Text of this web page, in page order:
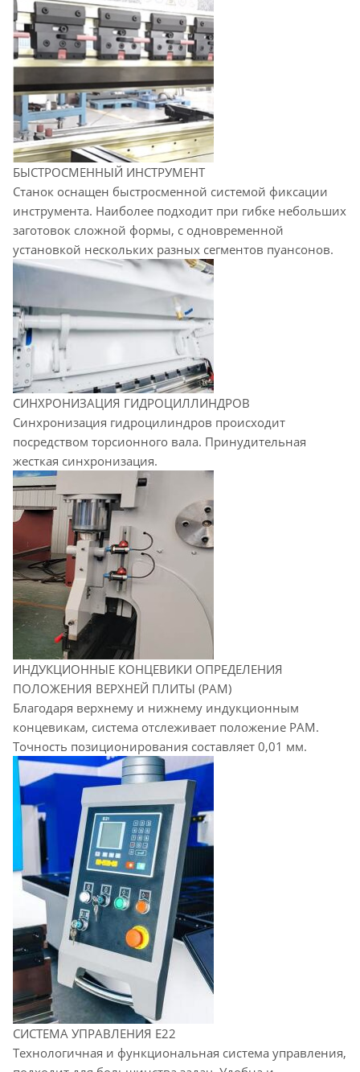
БЫСТРОСМЕННЫЙ ИНСТРУМЕНТ
Станок оснащен быстросменной системой фиксации
инструмента. Наиболее подходит при гибке небольших
заготовок сложной формы, с одновременной
установкой нескольких разных сегментов пуансонов.
СИНХРОНИЗАЦИЯ ГИДРОЦИЛЛИНДРОВ
Синхронизация гидроцилиндров происходит
посредством торсионного вала. Принудительная
жесткая синхронизация.
ИНДУКЦИОННЫЕ КОНЦЕВИКИ ОПРЕДЕЛЕНИЯ
ПОЛОЖЕНИЯ ВЕРХНЕЙ ПЛИТЫ (РАМ)
Благодаря верхнему и нижнему индукционным
концевикам, система отслеживает положение РАМ.
Точность позиционирования составляет 0,01 мм.
СИСТЕМА УПРАВЛЕНИЯ E22
Технологичная и функциональная система управления,